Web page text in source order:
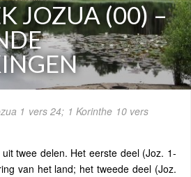
JOZUA (00) –
1 vers 24; 1 Korinthe 10 vers
twee delen. Het eerste deel (Joz. 1-
van het land; het tweede deel (Joz.